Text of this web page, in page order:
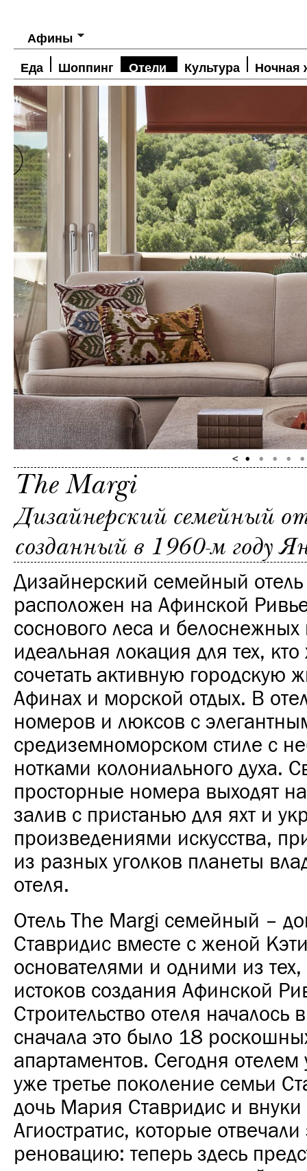
Афины
Еда Шоппинг Отели Культура Ночная
The Margi
Дизайнерский семейный
созданный в 1960-м году
Дизайнерский семейный
расположен на Афинской
соснового леса и
идеальная локация для тех, кто
сочетать активную городскую
Афинах и морской отдых. В
номеров и люксов с
средиземноморском стиле с
нотками колониального духа.
просторные номера выходят
залив с пристанью для яхт и
произведениями искусства,
из разных уголков планеты
отеля.
Отель The Margi семейный –
Ставридис вместе с женой
основателями и одними из тех,
истоков создания Афинской
Строительство отеля началось
сначала это было 18
апартаментов. Сегодня отелем
уже третье поколение семьи
дочь Мария Ставридис и внуки
Агиостратис, которые
реновацию: теперь здесь